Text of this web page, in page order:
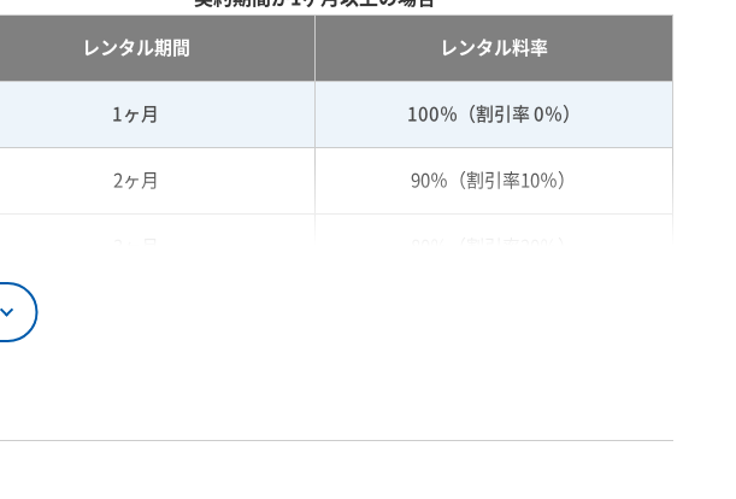
レンタル期間 レンタル料率
1ヶ月 100％（割引率 0％）
2ヶ月 90％（割引率10％）
6ヶ月 65％（割引率35％）